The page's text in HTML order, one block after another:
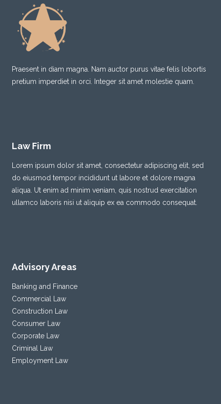
Praesent in diam magna. Nam auctor purus vitae felis lobortis
pretium imperdiet in orci. Integer sit amet molestie quam.
Law Firm
Lorem ipsum dolor sit amet, consectetur adipiscing elit, sed
do eiusmod tempor incididunt ut labore et dolore magna
aliqua. Ut enim ad minim veniam, quis nostrud exercitation
ullamco laboris nisi ut aliquip ex ea commodo consequat.
Advisory Areas
Banking and Finance
Commercial Law
Construction Law
Consumer Law
Corporate Law
Criminal Law
Employment Law